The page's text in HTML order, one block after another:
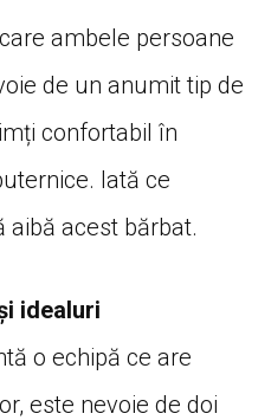
ambele persoane
de un anumit tip de
confortabil în
Iată ce
aibă acest bărbat.
idealuri
o echipă ce are
este nevoie de doi